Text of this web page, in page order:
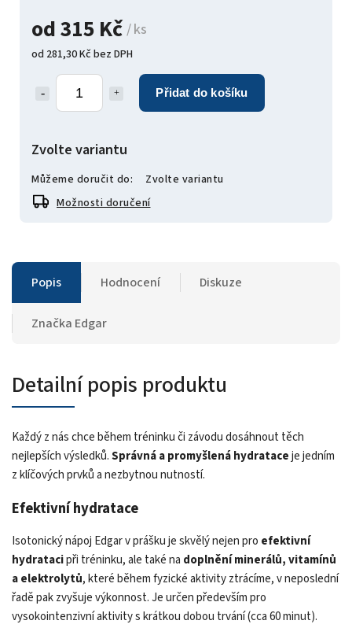
od315 Kč / ks
od 281,30 Kčbez DPH
Přidat do košíku
Zvolte variantu
Můžeme doručit do:
Zvolte variantu
Možnosti doručení
Popis Hodnocení Diskuze
Značka Edgar
Detailní popis produktu
Každý z nás chce během tréninku či závodu dosáhnout těch
nejlepších výsledků.Správná a promyšlená hydrataceje jedním
z klíčových prvků a nezbytnou nutností.
Efektivní hydratace
Isotonický nápoj Edgar v prášku je skvělý nejen pro efektivní
hydratacipři tréninku, ale také na doplnění minerálů, vitamínů
a elektrolytů, které během fyzické aktivity ztrácíme, v neposlední
řadě pak zvyšuje výkonnost. Je určen především pro
vysokointenzivní aktivity s krátkou dobou trvání (cca 60 minut).